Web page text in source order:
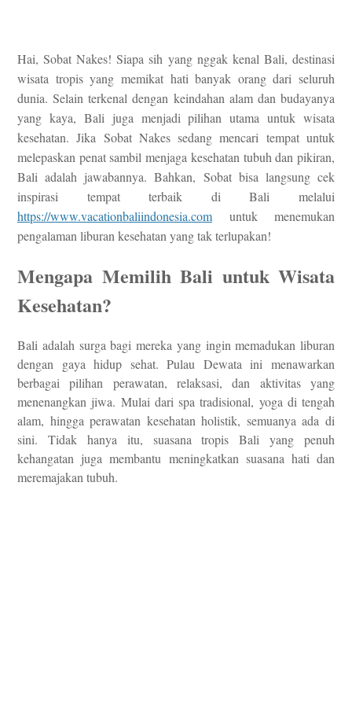
Hai, Sobat Nakes! Siapa sih yang nggak kenal Bali, destinasi
wisata tropis yang memikat hati banyak orang dari seluruh
dunia. Selain terkenal dengan keindahan alam dan budayanya
yang kaya, Bali juga menjadi pilihan utama untuk wisata
kesehatan. Jika Sobat Nakes sedang mencari tempat untuk
melepaskan penat sambil menjaga kesehatan tubuh dan pikiran,
Bali adalah jawabannya. Bahkan, Sobat bisa langsung cek
inspirasi tempat terbaik di Bali melalui
https://www.vacationbaliindonesia.com untuk menemukan
pengalaman liburan kesehatan yang tak terlupakan!
Mengapa Memilih Bali untuk Wisata
Kesehatan?
Bali adalah surga bagi mereka yang ingin memadukan liburan
dengan gaya hidup sehat. Pulau Dewata ini menawarkan
berbagai pilihan perawatan, relaksasi, dan aktivitas yang
menenangkan jiwa. Mulai dari spa tradisional, yoga di tengah
alam, hingga perawatan kesehatan holistik, semuanya ada di
sini. Tidak hanya itu, suasana tropis Bali yang penuh
kehangatan juga membantu meningkatkan suasana hati dan
meremajakan tubuh.